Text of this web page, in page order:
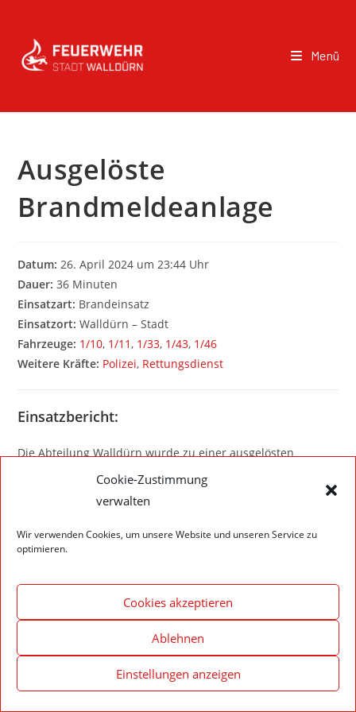
Cookie-Zustimmung
verwalten
Wir verwenden Cookies, um unsere Website und unseren Service zu
optimieren.
Cookies akzeptieren
Ablehnen
Einstellungen anzeigen
Menü
Ausgelöste
Brandmeldeanlage
Datum: 26. April 2024 um 23:44 Uhr
Dauer: 36 Minuten
Einsatzart: Brandeinsatz
Einsatzort: Walldürn – Stadt
Fahrzeuge: 1/10, 1/11, 1/33, 1/43, 1/46
Weitere Kräfte: Polizei, Rettungsdienst
Einsatzbericht:
Die Abteilung Walldürn wurde zu einer ausgelösten
Brandmeldeanlage alarmiert. Nach Eintreffen der
Einsatzkräfte wurde der betroffene Bereich kontrolliert und
zurückgestellt wurde, konnte die Feuerwehr die
Einsatzstelle wieder verlassen.
Impressum – Datenschutzerklärung
© 2020 Feuerwehr Walldürn